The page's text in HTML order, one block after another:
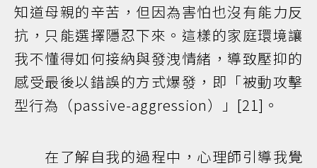
知道母親的辛苦，但因為害怕也沒有能力反
抗，只能選擇隱忍下來。這樣的家庭環境讓
我不懂得如何接納與發洩情緒，導致壓抑的
感受最後以錯誤的方式爆發，即「被動攻擊
型行為（passive-aggression）」[21]。
在了解自我的過程中，心理師引導我覺